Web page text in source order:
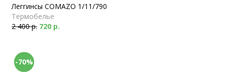
Леггинсы COMAZO 1/11/790
Термобелье
2 400 р. 720 р.
-70%